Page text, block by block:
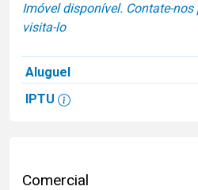
Imóvel disponível. Contate-
visita-lo
Aluguel
IPTU
Comercial